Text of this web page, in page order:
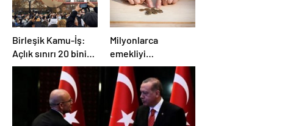
Birleşik Kamu-İş:
Açlık sınırı 20 bini
aştı, yoksulluk sınırı
57 bine dayandı!
Milyonlarca
emekliyi
ilgilendiriyor…
Neden mi düşük
maaş alıyorsunuz?
Uzmanlar anlattı